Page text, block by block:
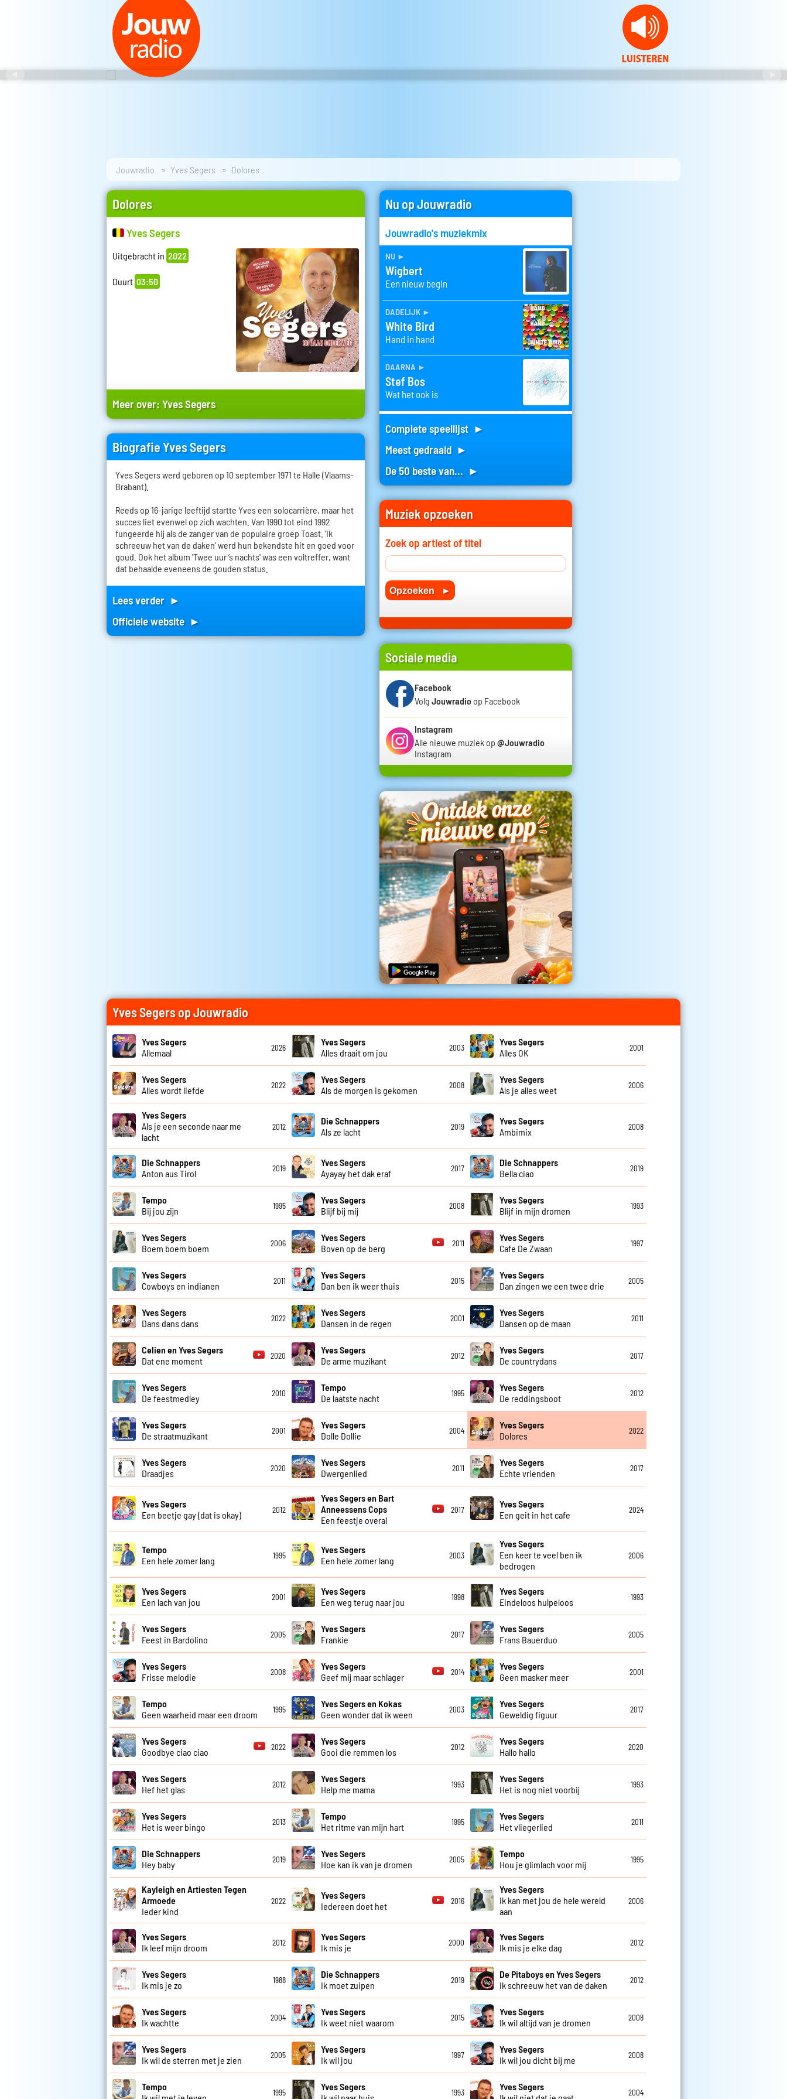
Jouwradio Yves Segers Dolores
Dolores
Yves Segers
Uitgebracht in 2022
Duurt 03:50
Meer over:Yves Segers
Biografie Yves Segers
Yves Segers werd geboren op 10 september 1971 te Halle (Vlaams-
Brabant).
Reeds op 16-jarige leeftijd startte Yves een solocarrière, maar het
succes liet evenwel op zich wachten. Van 1990 tot eind 1992
fungeerde hij als de zanger van de populaire groep Toast. 'Ik
schreeuw het van de daken' werd hun bekendste hit en goed voor
goud. Ook het album 'Twee uur ’s nachts' was een voltreffer, want
dat behaalde eveneens de gouden status.
Lees verder ►
Officiele website ►
Nu op Jouwradio
Jouwradio's muziekmix
nu ►
Wigbert
Een nieuw begin
dadelijk ►
White Bird
Hand in hand
daarna ►
Stef Bos
Wat het ook is
Complete speellijst ►
Meest gedraaid ►
De 50 beste van... ►
Muziek opzoeken
Zoek op artiest of titel
Sociale media
Facebook
Volg Jouwradio op Facebook
Instagram
Alle nieuwe muziek op @Jouwradio
Instagram
Yves Segers op Jouwradio
Yves Segers
Allemaal
2026
Yves Segers
Alles draait om jou
2003
Yves Segers
Alles OK
2001
Yves Segers
Alles wordt liefde
2022
Yves Segers
Als de morgen is gekomen
2008
Yves Segers
Als je alles weet
2006
Yves Segers
Als je een seconde naar me
lacht
2012
Die Schnappers
Als ze lacht
2019
Yves Segers
Ambimix
2008
Die Schnappers
Anton aus Tirol
2019
Yves Segers
Ayayay het dak eraf
2017
Die Schnappers
Bella ciao
2019
Tempo
Bij jou zijn
1995
Yves Segers
Blijf bij mij
2008
Yves Segers
Blijf in mijn dromen
1993
Yves Segers
Boem boem boem
2006
Yves Segers
Boven op de berg
2011
Yves Segers
Cafe De Zwaan
1997
Yves Segers
Cowboys en indianen
2011
Yves Segers
Dan ben ik weer thuis
2015
Yves Segers
Dan zingen we een twee drie
2005
Yves Segers
Dans dans dans
2022
Yves Segers
Dansen in de regen
2001
Yves Segers
Dansen op de maan
2011
Celien en Yves Segers
Dat ene moment
2020
Yves Segers
De arme muzikant
2012
Yves Segers
De countrydans
2017
Yves Segers
De feestmedley
2010
Tempo
De laatste nacht
1995
Yves Segers
De reddingsboot
2012
Yves Segers
De straatmuzikant
2001
Yves Segers
Dolle Dollie
2004
Yves Segers
Dolores
2022
Yves Segers
Draadjes
2020
Yves Segers
Dwergenlied
2011
Yves Segers
Echte vrienden
2017
Yves Segers
Een beetje gay (dat is okay)
2012
Yves Segers en Bart
Anneessens Cops
Een feestje overal
2017
Yves Segers
Een geit in het cafe
2024
Tempo
Een hele zomer lang
1995
Yves Segers
Een hele zomer lang
2003
Yves Segers
Een keer te veel ben ik
bedrogen
2006
Yves Segers
Een lach van jou
2001
Yves Segers
Een weg terug naar jou
1998
Yves Segers
Eindeloos hulpeloos
1993
Yves Segers
Feest in Bardolino
2005
Yves Segers
Frankie
2017
Yves Segers
Frans Bauerduo
2005
Yves Segers
Frisse melodie
2008
Yves Segers
Geef mij maar schlager
2014
Yves Segers
Geen masker meer
2001
Tempo
Geen waarheid maar een droom
1995
Yves Segers en Kokas
Geen wonder dat ik ween
2003
Yves Segers
Geweldig figuur
2017
Yves Segers
Goodbye ciao ciao
2022
Yves Segers
Gooi die remmen los
2012
Yves Segers
Hallo hallo
2020
Yves Segers
Hef het glas
2012
Yves Segers
Help me mama
1993
Yves Segers
Het is nog niet voorbij
1993
Yves Segers
Het is weer bingo
2013
Tempo
Het ritme van mijn hart
1995
Yves Segers
Het vliegerlied
2011
Die Schnappers
Hey baby
2019
Yves Segers
Hoe kan ik van je dromen
2005
Tempo
Hou je glimlach voor mij
1995
Kayleigh en Artiesten Tegen
Armoede
Ieder kind
2022
Yves Segers
Iedereen doet het
2016
Yves Segers
Ik kan met jou de hele wereld
aan
2006
Yves Segers
Ik leef mijn droom
2012
Yves Segers
Ik mis je
2000
Yves Segers
Ik mis je elke dag
2012
Yves Segers
Ik mis je zo
1988
Die Schnappers
Ik moet zuipen
2019
De Pitaboys en Yves Segers
Ik schreeuw het van de daken
2012
Yves Segers
Ik wachtte
2004
Yves Segers
Ik weet niet waarom
2015
Yves Segers
Ik wil altijd van je dromen
2008
Yves Segers
Ik wil de sterren met je zien
2005
Yves Segers
Ik wil jou
1997
Yves Segers
Ik wil jou dicht bij me
2008
Tempo
1995
Yves Segers
1993
Yves Segers
2004